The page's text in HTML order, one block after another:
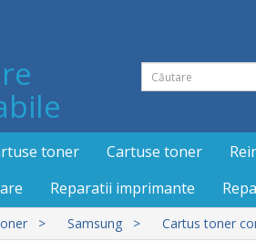
toner Cartuse toner
Reparatii imprimante
Samsung Cartus toner